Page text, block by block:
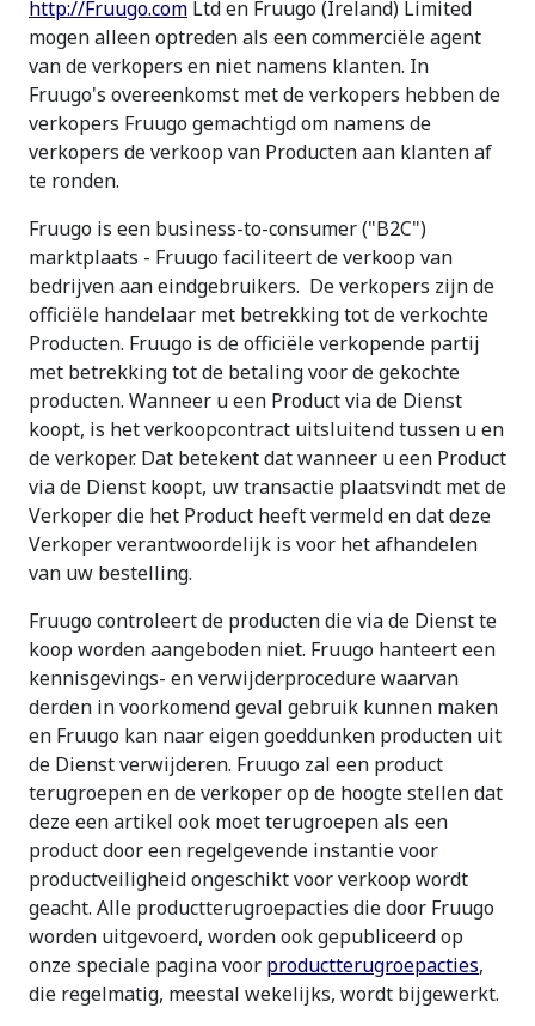
http://Fruugo.com Ltd en Fruugo (Ireland) Limited
mogen alleen optreden als een commerciële agent
van de verkopers en niet namens klanten. In
Fruugo's overeenkomst met de verkopers hebben de
verkopers Fruugo gemachtigd om namens de
verkopers de verkoop van Producten aan klanten af
te ronden.
Fruugo is een business-to-consumer ("B2C")
marktplaats - Fruugo faciliteert de verkoop van
bedrijven aan eindgebruikers. De verkopers zijn de
officiële handelaar met betrekking tot de verkochte
Producten. Fruugo is de officiële verkopende partij
met betrekking tot de betaling voor de gekochte
producten. Wanneer u een Product via de Dienst
koopt, is het verkoopcontract uitsluitend tussen u en
de verkoper. Dat betekent dat wanneer u een Product
via de Dienst koopt, uw transactie plaatsvindt met de
Verkoper die het Product heeft vermeld en dat deze
Verkoper verantwoordelijk is voor het afhandelen
van uw bestelling.
Fruugo controleert de producten die via de Dienst te
koop worden aangeboden niet. Fruugo hanteert een
kennisgevings- en verwijderprocedure waarvan
derden in voorkomend geval gebruik kunnen maken
en Fruugo kan naar eigen goeddunken producten uit
de Dienst verwijderen. Fruugo zal een product
terugroepen en de verkoper op de hoogte stellen dat
deze een artikel ook moet terugroepen als een
product door een regelgevende instantie voor
productveiligheid ongeschikt voor verkoop wordt
geacht. Alle productterugroepacties die door Fruugo
worden uitgevoerd, worden ook gepubliceerd op
onze speciale pagina voor productterugroepacties,
die regelmatig, meestal wekelijks, wordt bijgewerkt.